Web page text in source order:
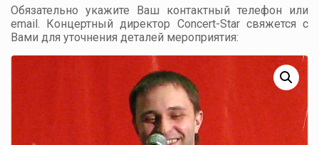
Обязательно укажите Ваш контактный телефон или
email. Концертный директор Concert-Star свяжется с
Вами для уточнения деталей мероприятия: